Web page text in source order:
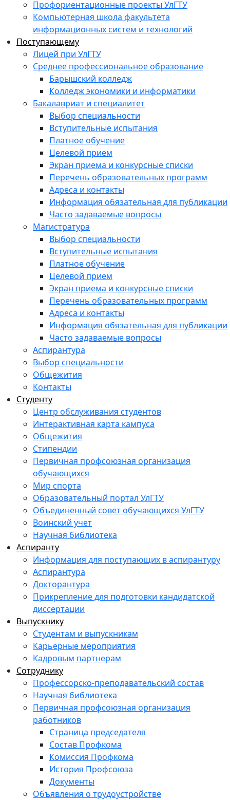
Профориентационные проекты УлГТУ
Компьютерная школа факультета
информационных систем и технологий
Поступающему
Лицей при УлГТУ
Среднее профессиональное образование
Барышский колледж
Колледж экономики и информатики
Бакалавриат и специалитет
Выбор специальности
Вступительные испытания
Платное обучение
Целевой прием
Экран приема и конкурсные списки
Перечень образовательных программ
Адреса и контакты
Информация обязательная для публикации
Часто задаваемые вопросы
Магистратура
Выбор специальности
Вступительные испытания
Платное обучение
Целевой прием
Экран приема и конкурсные списки
Перечень образовательных программ
Адреса и контакты
Информация обязательная для публикации
Часто задаваемые вопросы
Аспирантура
Выбор специальности
Общежития
Контакты
Студенту
Центр обслуживания студентов
Интерактивная карта кампуса
Общежития
Стипендии
Первичная профсоюзная организация
обучающихся
Мир спорта
Образовательный портал УлГТУ
Объединенный совет обучающихся УлГТУ
Воинский учет
Научная библиотека
Аспиранту
Информация для поступающих в аспирантуру
Аспирантура
Докторантура
Прикрепление для подготовки кандидатской
диссертации
Выпускнику
Студентам и выпускникам
Карьерные мероприятия
Кадровым партнерам
Сотруднику
Профессорско-преподавательский состав
Научная библиотека
Первичная профсоюзная организация
работников
Страница председателя
Состав Профкома
Комиссия Профкома
История Профсоюза
Документы
Объявления о трудоустройстве